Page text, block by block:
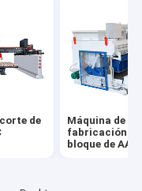
de
Máquina de la
fabricación
bloque de AAC